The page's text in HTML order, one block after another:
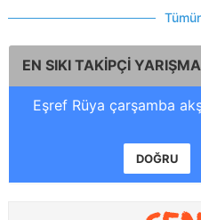
EN SIKI TAKİPÇİ
Eşref Rüya çarşamba
DOĞRU